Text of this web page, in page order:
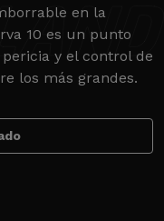
en la
10 es un punto
y el control de
los más grandes.